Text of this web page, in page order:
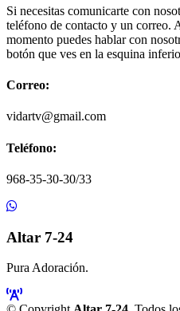
Si necesitas comunicarte con
teléfono de contacto y un correo.
momento puedes hablar con
botón que ves en la esquina
Correo:
vidartv@gmail.com
Teléfono:
968-35-30-30/33
Altar 7-24
Pura Adoración.